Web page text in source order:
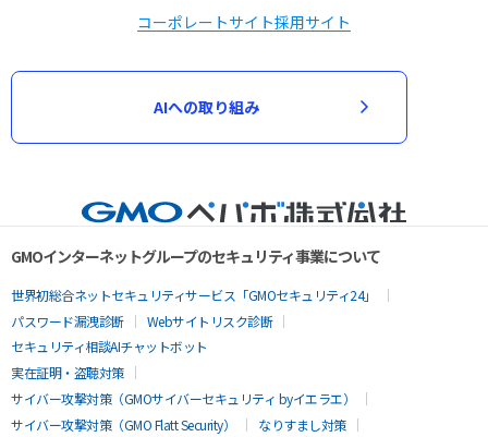
コーポレートサイト採用サイト
AIへの取り組み
GMOインターネットグループのセキュリティ事業について
世界初総合ネットセキュリティサービス「GMOセキュリティ24」
パスワード漏洩診断
Webサイトリスク診断
セキュリティ相談AIチャットボット
実在証明・盗聴対策
サイバー攻撃対策（GMOサイバーセキュリティ byイエラエ）
サイバー攻撃対策（GMO Flatt Security）
なりすまし対策